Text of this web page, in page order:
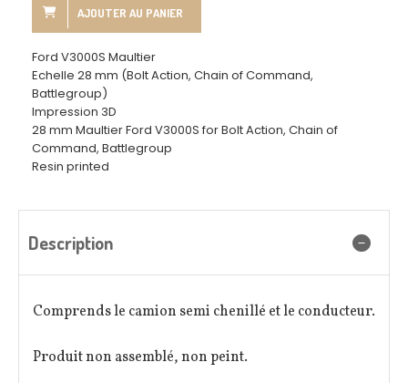
AJOUTER AU PANIER
Ford V3000S Maultier
Echelle 28 mm (Bolt Action, Chain of Command,
Battlegroup)
Impression 3D
28 mm Maultier Ford V3000S for Bolt Action, Chain of
Command, Battlegroup
Resin printed
Description
Comprends le camion semi chenillé et le conducteur.
Produit non assemblé, non peint.